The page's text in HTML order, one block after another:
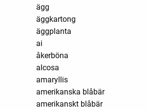
ägg
äggkartong
äggplanta
ai
åkerböna
alcosa
amaryllis
amerikanska blåbär
amerikanskt blåbär